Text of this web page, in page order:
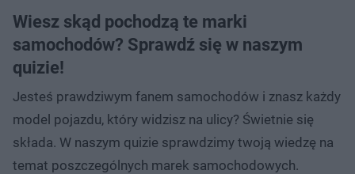
Wiesz skąd pochodzą te marki
samochodów? Sprawdź się w naszym
quizie!
Jesteś prawdziwym fanem samochodów i znasz każdy
model pojazdu, który widzisz na ulicy? Świetnie się
składa. W naszym quizie sprawdzimy twoją wiedzę na
temat poszczególnych marek samochodowych.